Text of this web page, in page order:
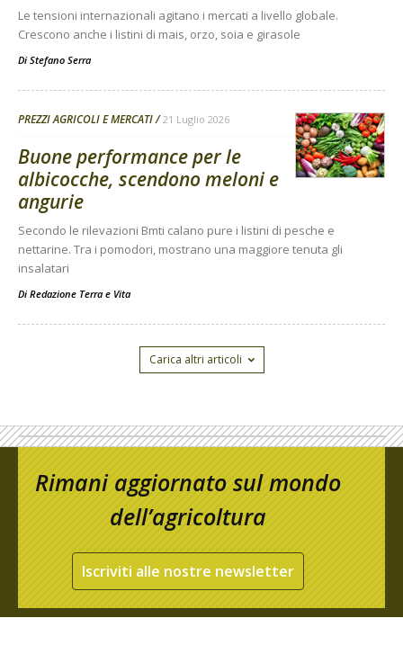
Le tensioni internazionali agitano i mercati a livello globale.
Crescono anche i listini di mais, orzo, soia e girasole
Di Stefano Serra
PREZZI AGRICOLI E MERCATI 21 Luglio 2026
Buone performance per le
albicocche, scendono meloni e
angurie
Secondo le rilevazioni Bmti calano pure i listini di pesche e
nettarine. Tra i pomodori, mostrano una maggiore tenuta gli
insalatari
Di Redazione Terra e Vita
Carica altri articoli
Rimani aggiornato sul mondo
dell’agricoltura
Iscriviti alle nostre newsletter